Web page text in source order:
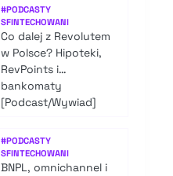
#PODCASTY
SFINTECHOWANI
Co dalej z Revolutem
w Polsce? Hipoteki,
RevPoints i…
bankomaty
[Podcast/Wywiad]
#PODCASTY
SFINTECHOWANI
BNPL, omnichannel i